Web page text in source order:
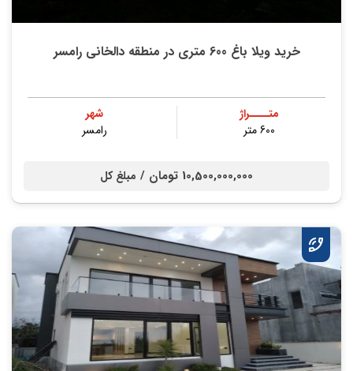
خرید ویلا باغ 600 متری در منطقه دالخانی رامسر
متــــراژ
600 متر
شهر
رامسر
10,500,000,000 تومان / مبلغ کل